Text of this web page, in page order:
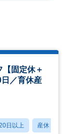
固定休＋
／育休産
日以上 産休・育休